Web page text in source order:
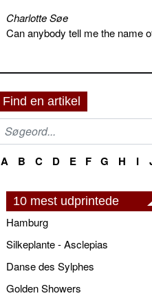
Charlotte Søe
Can anybody tell me the name
Find en artikel
A B C D E F G H I
10 mest udprintede
Hamburg
Silkeplante - Asclepias
Danse des Sylphes
Golden Showers